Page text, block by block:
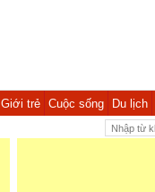
Giới trẻ Cuộc sống Du lịch